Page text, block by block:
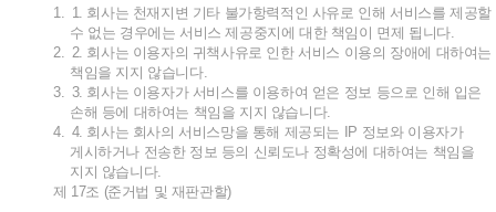
1.
1. 회사는 천재지변 기타 불가항력적인 사유로 인해 서비스를 제공할
수 없는 경우에는 서비스 제공중지에 대한 책임이 면제 됩니다.
2.
2. 회사는 이용자의 귀책사유로 인한 서비스 이용의 장애에 대하여는
책임을 지지 않습니다.
3.
3. 회사는 이용자가 서비스를 이용하여 얻은 정보 등으로 인해 입은
손해 등에 대하여는 책임을 지지 않습니다.
4.
4. 회사는 회사의 서비스망을 통해 제공되는 IP 정보와 이용자가
게시하거나 전송한 정보 등의 신뢰도나 정확성에 대하여는 책임을
지지 않습니다.
제 17조 (준거법 및 재판관할)